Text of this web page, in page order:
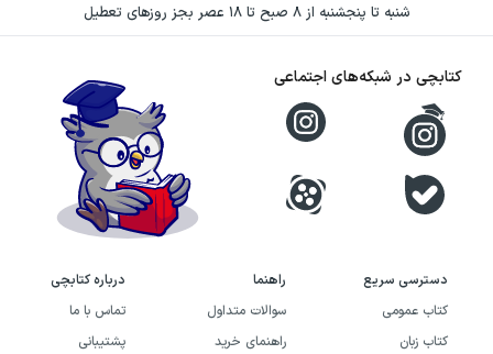
شنبه تا پنجشنبه از ۸ صبح تا ۱۸ عصر بجز روزهای تعطیل
دسترسی سریع
کتاب عمومی
کتاب زبان
راهنما
سوالات متداول
راهنمای خرید
درباره کتابچی
تماس با ما
پشتیبانی
کتابچی در شبکه‌های اجتماعی